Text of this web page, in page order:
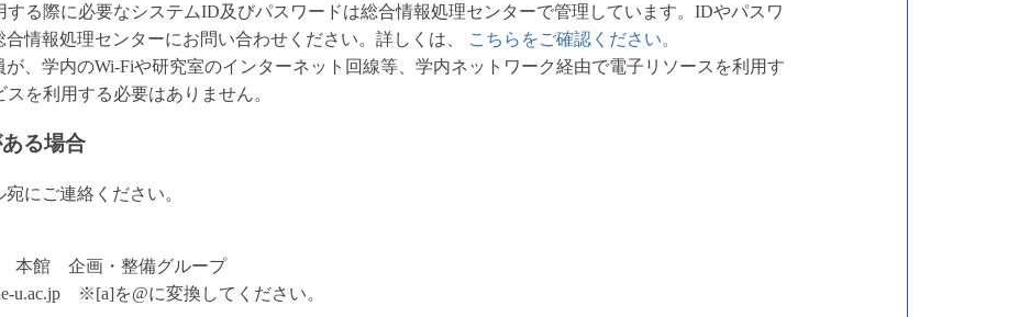
する際に必要なシステムID及びパスワードは総合情報処理センターで管理しています。IDやパスワ
情報処理センターにお問い合わせください。詳しくは、
こちらをご確認ください。
、学内のWi-Fiや研究室のインターネット回線等、学内ネットワーク経由で電子リソースを利用す
を利用する必要はありません。
る場合
にご連絡ください。
本館 企画・整備グループ
u.ac.jp ※[a]を@に変換してください。